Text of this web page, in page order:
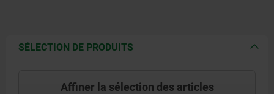
SÉLECTION DE PRODUITS
Affiner la sélection des articles